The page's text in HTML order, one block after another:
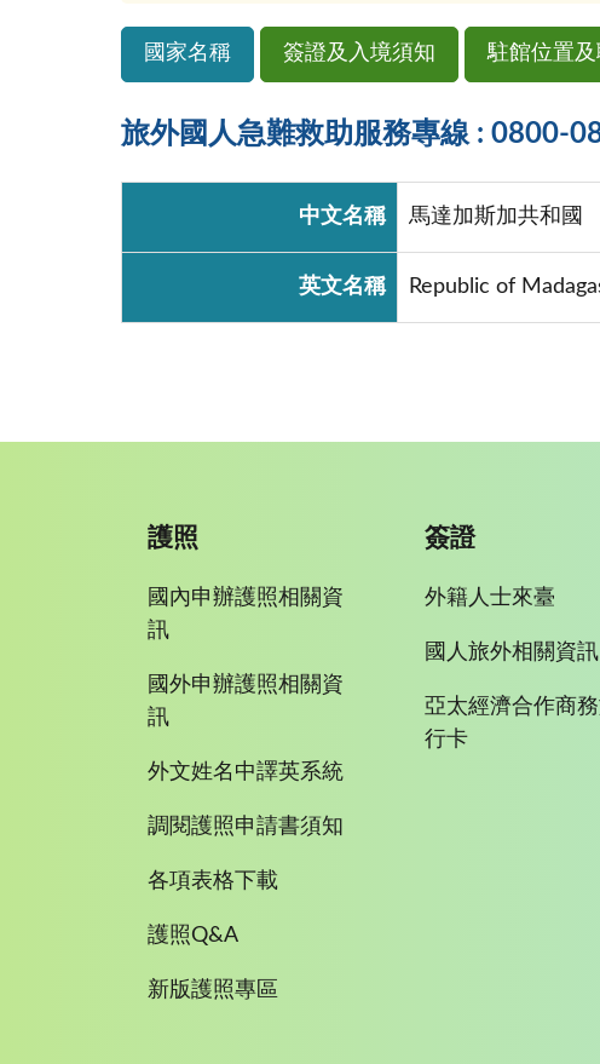
國家名稱 簽證及入境須知 駐館位置
旅外國人急難救助服務專線 : 0800-
中文名稱 馬達加斯加共和國
英文名稱 Republic of
護照
國內申辦護照相關資
訊
國外申辦護照相關資
訊
外文姓名中譯英系統
調閱護照申請書須知
各項表格下載
護照Q&A
新版護照專區
簽證
外籍人士來臺
國人旅外相關資訊
亞太經濟合作商
行卡